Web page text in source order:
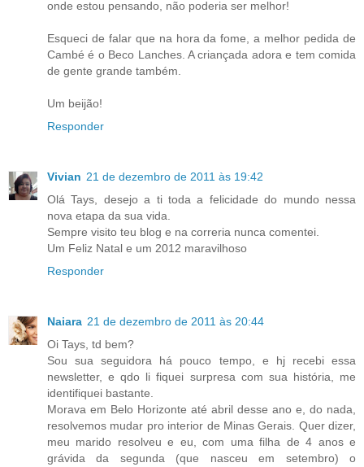
onde estou pensando, não poderia ser melhor!
Esqueci de falar que na hora da fome, a melhor pedida de
Cambé é o Beco Lanches. A criançada adora e tem comida
de gente grande também.
Um beijão!
Responder
Vivian 21 de dezembro de 2011 às 19:42
Olá Tays, desejo a ti toda a felicidade do mundo nessa
nova etapa da sua vida.
Sempre visito teu blog e na correria nunca comentei.
Um Feliz Natal e um 2012 maravilhoso
Responder
Naiara 21 de dezembro de 2011 às 20:44
Oi Tays, td bem?
Sou sua seguidora há pouco tempo, e hj recebi essa
newsletter, e qdo li fiquei surpresa com sua história, me
identifiquei bastante.
Morava em Belo Horizonte até abril desse ano e, do nada,
resolvemos mudar pro interior de Minas Gerais. Quer dizer,
meu marido resolveu e eu, com uma filha de 4 anos e
grávida da segunda (que nasceu em setembro) o